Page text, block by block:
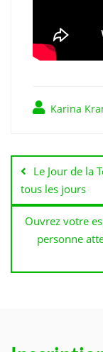
Karina
de
l'article
Le Jour de la
tous les jours
Ouvrez votre
personne